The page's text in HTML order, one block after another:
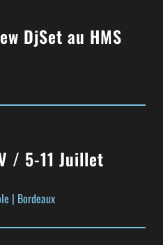
DjSet au HMS
/ 5-11 Juillet
| Bordeaux